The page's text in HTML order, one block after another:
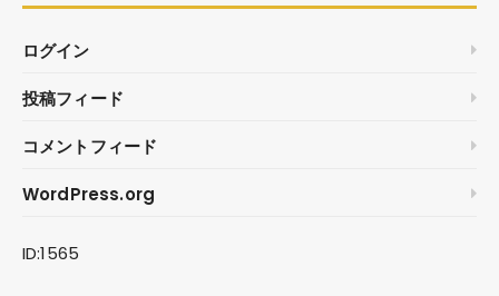
ログイン
投稿フィード
コメントフィード
WordPress.org
ID:1565